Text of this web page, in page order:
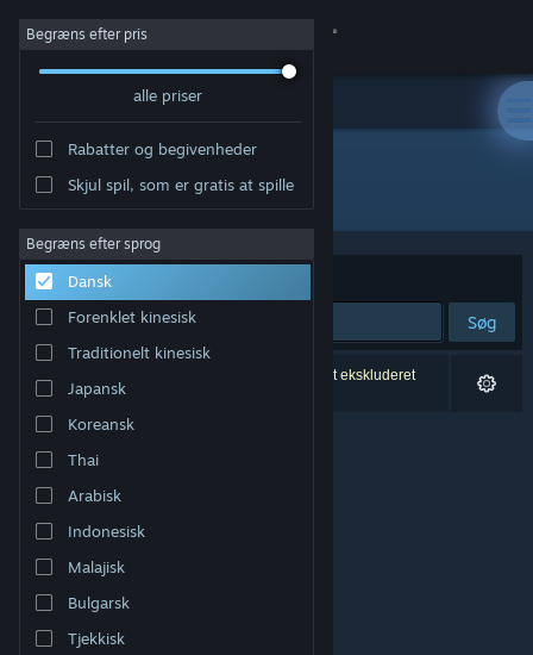
Log på
Om
Support
Skift sprog
Hent Steam-mobilappen
Vis desktop-webside
Begræns efter pris
alle priser
Rabatter og begivenheder
Skjul spil, som er gratis at spille
Begræns efter sprog
Dansk
Forenklet kinesisk
Traditionelt kinesisk
Japansk
Koreansk
Thai
Arabisk
Indonesisk
Malajisk
Bulgarsk
Tjekkisk
Udvikler: Laud Games
Sorter efter Relevans
Søg
0 resultater matcher din søgning. 2 titler er blevet ekskluderet
baseret på dine præferencer.